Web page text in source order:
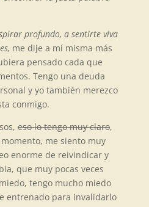
profundo, a sentirte viva
me dije a mí misma más
pensado cada que
Tengo una deuda
y yo también merezco
conmigo.
eso lo tengo muy claro,
me siento muy
enorme de reivindicar y
que muy pocas veces
tengo mucho miedo
entrenado para invalidarlo